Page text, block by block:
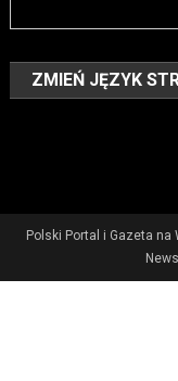
ZMIEŃ JĘZYK
Polski Portal i Gazeta na